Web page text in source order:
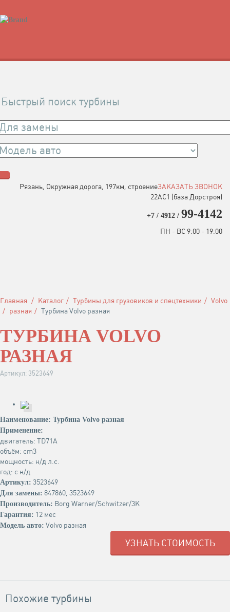
Быстрый поиск турбины
ЗАКАЗАТЬ ЗВОНОК
Рязань, Окружная дорога, 197км, строение
22АC1 (база Дорстроя)
+7 / 4912 / 99-4142
ПН - ВС 9:00 - 19:00
Главная Каталог Турбины для грузовиков и спецтехники
Volvo
разная
Турбина Volvo разная
ТУРБИНА VOLVO
РАЗНАЯ
Артикул: 3523649
Наименование: Турбина Volvo разная
Применение:
двигатель: TD71A
объём: cm3
мощность: н/д л.с.
год: с н/д
Артикул: 3523649
Для замены: 847860, 3523649
Производитель: Borg Warner/Schwitzer/3K
Гарантия: 12 мес
Модель авто: Volvo разная
УЗНАТЬ СТОИМОСТЬ
Похожие турбины